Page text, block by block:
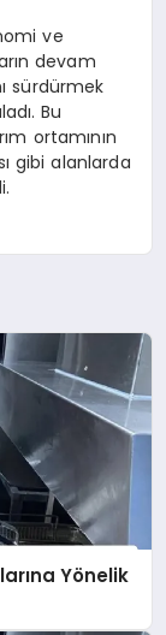
ve
devam
sürdürmek
Bu
ortamının
gibi alanlarda
Yönelik